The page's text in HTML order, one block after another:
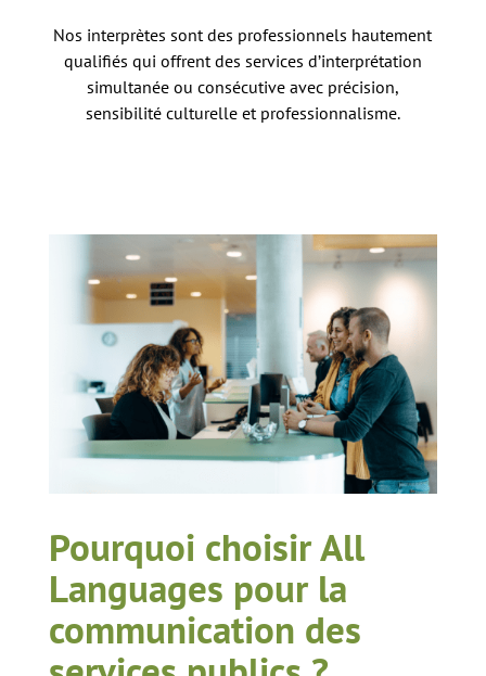
Nos interprètes sont des professionnels hautement
qualifiés qui offrent des services d’interprétation
simultanée ou consécutive avec précision,
sensibilité culturelle et professionnalisme.
Pourquoi choisir All
Languages pour la
communication des